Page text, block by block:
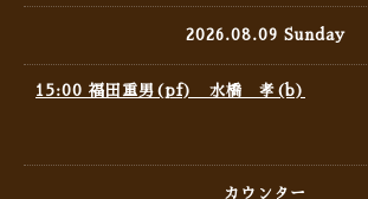
2026.08.09 Sunday
15:00 福田重男(pf) 水橋 孝(b)
カウンター